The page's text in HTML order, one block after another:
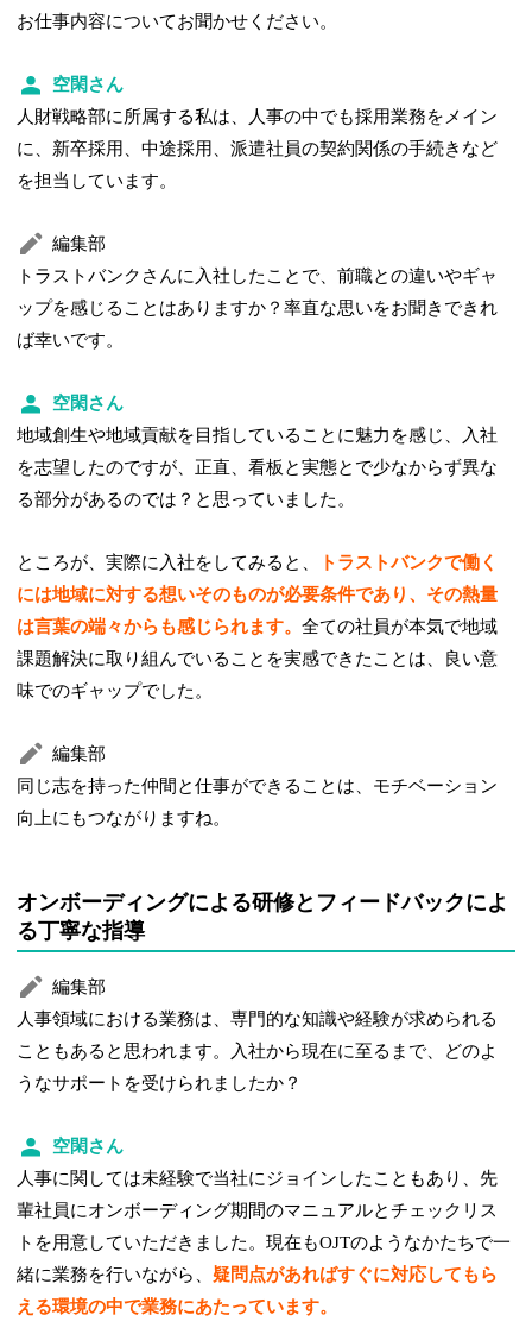
お仕事内容についてお聞かせください。
空閑さん
人財戦略部に所属する私は、人事の中でも採用業務をメイン
に、新卒採用、中途採用、派遣社員の契約関係の手続きなど
を担当しています。
編集部
トラストバンクさんに入社したことで、前職との違いやギャ
ップを感じることはありますか？率直な思いをお聞きできれ
ば幸いです。
空閑さん
地域創生や地域貢献を目指していることに魅力を感じ、入社
を志望したのですが、正直、看板と実態とで少なからず異な
る部分があるのでは？と思っていました。
ところが、実際に入社をしてみると、
トラストバンクで働く
には地域に対する想いそのものが必要条件であり、その熱量
は言葉の端々からも感じられます。全ての社員が本気で地域
課題解決に取り組んでいることを実感できたことは、良い意
味でのギャップでした。
編集部
同じ志を持った仲間と仕事ができることは、モチベーション
向上にもつながりますね。
オンボーディングによる研修とフィードバックによ
る丁寧な指導
編集部
人事領域における業務は、専門的な知識や経験が求められる
こともあると思われます。入社から現在に至るまで、どのよ
うなサポートを受けられましたか？
空閑さん
人事に関しては未経験で当社にジョインしたこともあり、先
輩社員にオンボーディング期間のマニュアルとチェックリス
トを用意していただきました。現在もOJTのようなかたちで一
緒に業務を行いながら、疑問点があればすぐに対応してもら
える環境の中で業務にあたっています。